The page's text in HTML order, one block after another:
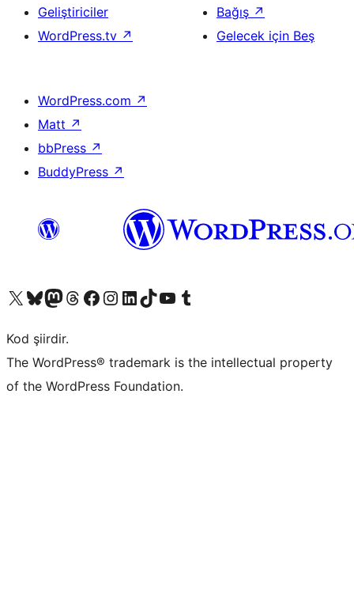
Geliştiriciler
WordPress.tv ↗
Bağış ↗
Gelecek için Beş
WordPress.com ↗
Matt ↗
bbPress ↗
BuddyPress ↗
X (eski Twitter) hesabımıza bakın
Bluesky hesabımızı ziyaret edinMastodon hesabımızı ziyaret edinThreads hesabımızı ziyaret edinFacebook sayfamızı ziyaret edinInstagram hesabımızı ziyaret edinLinkedIn hesabımızı ziyaret edinTikTok hesabımızı ziyaret edinYouTube kanalımızı ziyaret edinTumblr hesabımızı ziyaret edin
Kod şiirdir.
The WordPress® trademark is the intellectual property
of the WordPress Foundation.